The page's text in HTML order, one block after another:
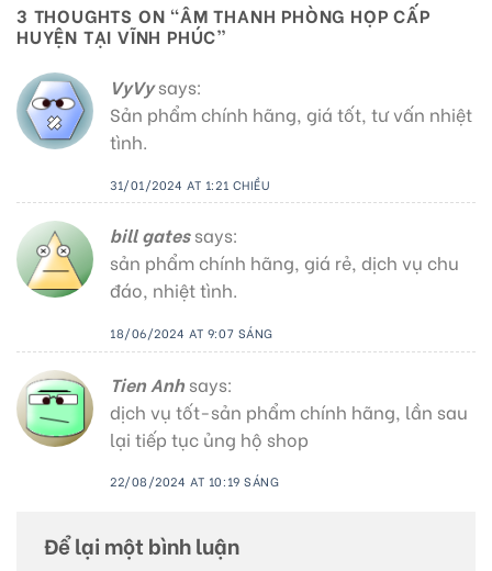
3 THOUGHTS ON “ÂM THANH PHÒNG HỌP CẤP
HUYỆN TẠI VĨNH PHÚC”
VyVy says:
Sản phẩm chính hãng, giá tốt, tư vấn nhiệt
tình.
31/01/2024 AT 1:21 CHIỀU
bill gates says:
sản phẩm chính hãng, giá rẻ, dịch vụ chu
đáo, nhiệt tình.
18/06/2024 AT 9:07 SÁNG
Tien Anh says:
dịch vụ tốt-sản phẩm chính hãng, lần sau
lại tiếp tục ủng hộ shop
22/08/2024 AT 10:19 SÁNG
Để lại một bình luận